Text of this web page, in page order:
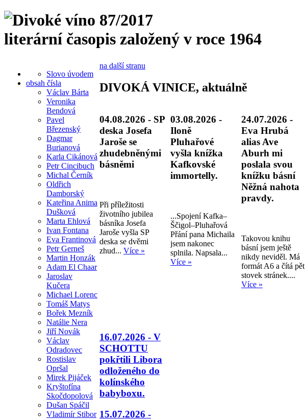
literární časopis založený v roce 1964
Slovo úvodem
obsah čísla
Václav Bárta
Veronika
Bendová
Pavel
Březenský
Dagmar
Burianová
Karla Cikánová
Petr Cincibuch
Michal Černík
Oldřich
Damborský
Kateřina Anima
Dušková
Marta Ehlová
Ivan Fontana
Eva Frantinová
Petr Gerneš
Martin Honzák
Adam El Chaar
Jaroslav
Kučera
Michael Lorenc
Tomáš Matys
Bořek Mezník
Natálie Nera
Jiří Novák
Václav
Odradovec
Rostislav
Opršal
Mirek Pijáček
Kryštofína
Skočdopolová
Dušan Spáčil
Vladimír Stibor
na další stranu
DIVOKÁ VINICE, aktuálně
04.08.2026 - SP
deska Josefa
Jaroše se
zhudebněnými
básněmi
Při příležitosti
životního jubilea
básníka Josefa
Jaroše vyšla SP
deska se dvěmi
zhud... Více »
03.08.2026 -
Iloně
Pluhařové
vyšla knížka
Kafkovské
immortelly.
...Spojení Kafka–
Ščigol–Pluhařová
Přání pana Michaila
jsem nakonec
splnila. Napsala...
Více »
24.07.2026 -
Eva Hrubá
alias Ave
Aburh mi
poslala svou
knížku básní
Něžná nahota
pravdy.
Takovou knihu
básní jsem ještě
nikdy neviděl. Má
formát A6 a čítá pět
stovek stránek....
Více »
16.07.2026 - V
SCHOTTU
pokřtili Libora
odloženého do
kolínského
babyboxu.
15.07.2026 -